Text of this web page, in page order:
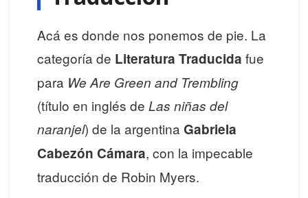
Acá es donde nos ponemos de pie. La
categoría de Literatura Traducida fue
para We Are Green and Trembling
(título en inglés de Las niñas del
naranjel) de la argentina Gabriela
Cabezón Cámara, con la impecable
traducción de Robin Myers.